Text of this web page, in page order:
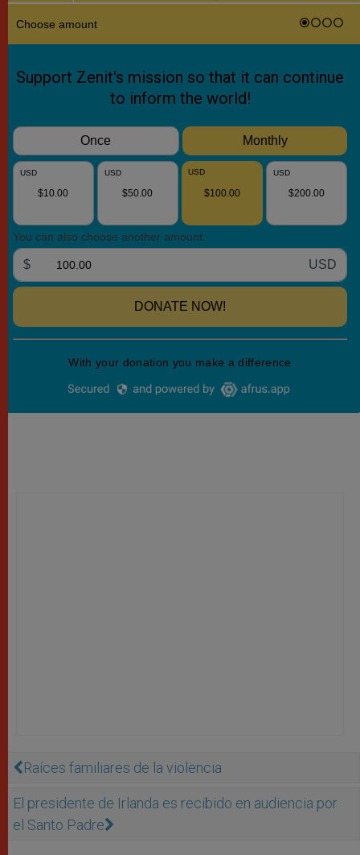
Raíces familiares de la violencia
El presidente de Irlanda es recibido en audiencia por
el Santo Padre